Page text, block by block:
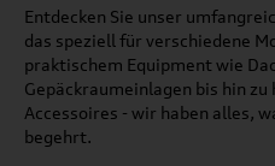
Entdecken Sie unser
das speziell für verschiedene
praktischem Equipment wie
Gepäckraumeinlagen bis hin
Accessoires - wir haben alles,
begehrt.